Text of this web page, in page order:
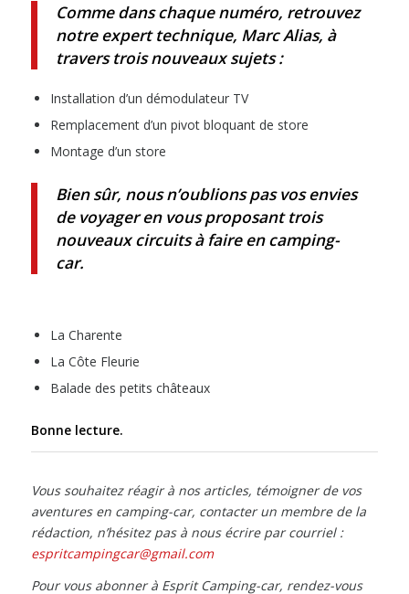
Comme dans chaque numéro, retrouvez
notre expert technique, Marc Alias, à
travers trois nouveaux sujets :
Installation d’un démodulateur TV
Remplacement d’un pivot bloquant de store
Montage d’un store
Bien sûr, nous n’oublions pas vos envies
de voyager en vous proposant trois
nouveaux circuits à faire en camping-
car.
La Charente
La Côte Fleurie
Balade des petits châteaux
Bonne lecture.
Vous souhaitez réagir à nos articles, témoigner de vos
aventures en camping-car, contacter un membre de la
rédaction, n’hésitez pas à nous écrire par courriel :
espritcampingcar@gmail.com
Pour vous abonner à Esprit Camping-car, rendez-vous